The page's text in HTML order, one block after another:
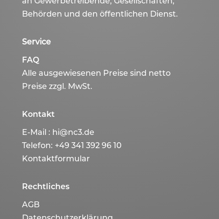
Behörden und den öffentlichen Dienst.
Service
FAQ
Alle ausgewiesenen Preise sind netto
Preise zzgl. MwSt.
Kontakt
E-Mail : hi@nc3.de
Telefon: +49 341 392 96 10
Kontaktformular
Rechtliches
AGB